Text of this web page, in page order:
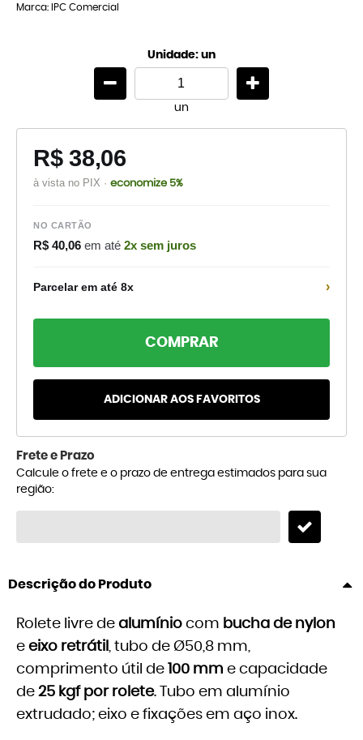
Marca: IPC Comercial
Unidade: un
un
R$ 38,06
à vista no PIX · economize 5%
NO CARTÃO
R$ 40,06 em até 2x sem juros
Parcelar em até 8x ›
COMPRAR
ADICIONAR AOS FAVORITOS
Frete e Prazo
Calcule o frete e o prazo de entrega estimados para sua
região:
Descrição do Produto
Rolete livre de alumínio com bucha de nylon
e eixo retrátil , tubo de Ø50,8 mm,
comprimento útil de 100 mm e capacidade
de 25 kgf por rolete. Tubo em alumínio
extrudado; eixo e fixações em aço inox.